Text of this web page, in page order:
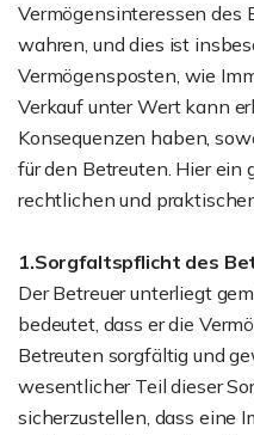
Vermögensinteressen des
wahren, und dies ist
Vermögensposten, wie
Verkauf unter Wert kann
Konsequenzen haben,
für den Betreuten. Hier ein
rechtlichen und
1.Sorgfaltspflicht des
Der Betreuer unterliegt
bedeutet, dass er die
Betreuten sorgfältig und
wesentlicher Teil dieser
sicherzustellen, dass eine